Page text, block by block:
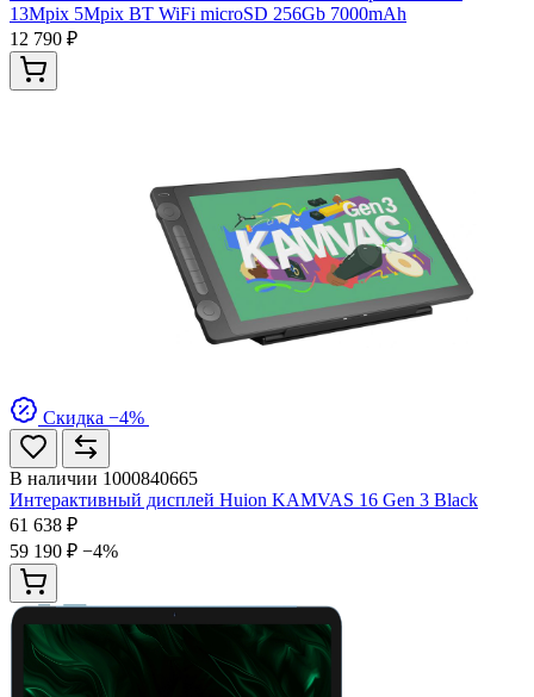
13Mpix 5Mpix BT WiFi microSD 256Gb 7000mAh
12 790 ₽
Скидка −4%
В наличии 1000840665
Интерактивный дисплей Huion KAMVAS 16 Gen 3 Black
61 638 ₽
59 190 ₽ −4%